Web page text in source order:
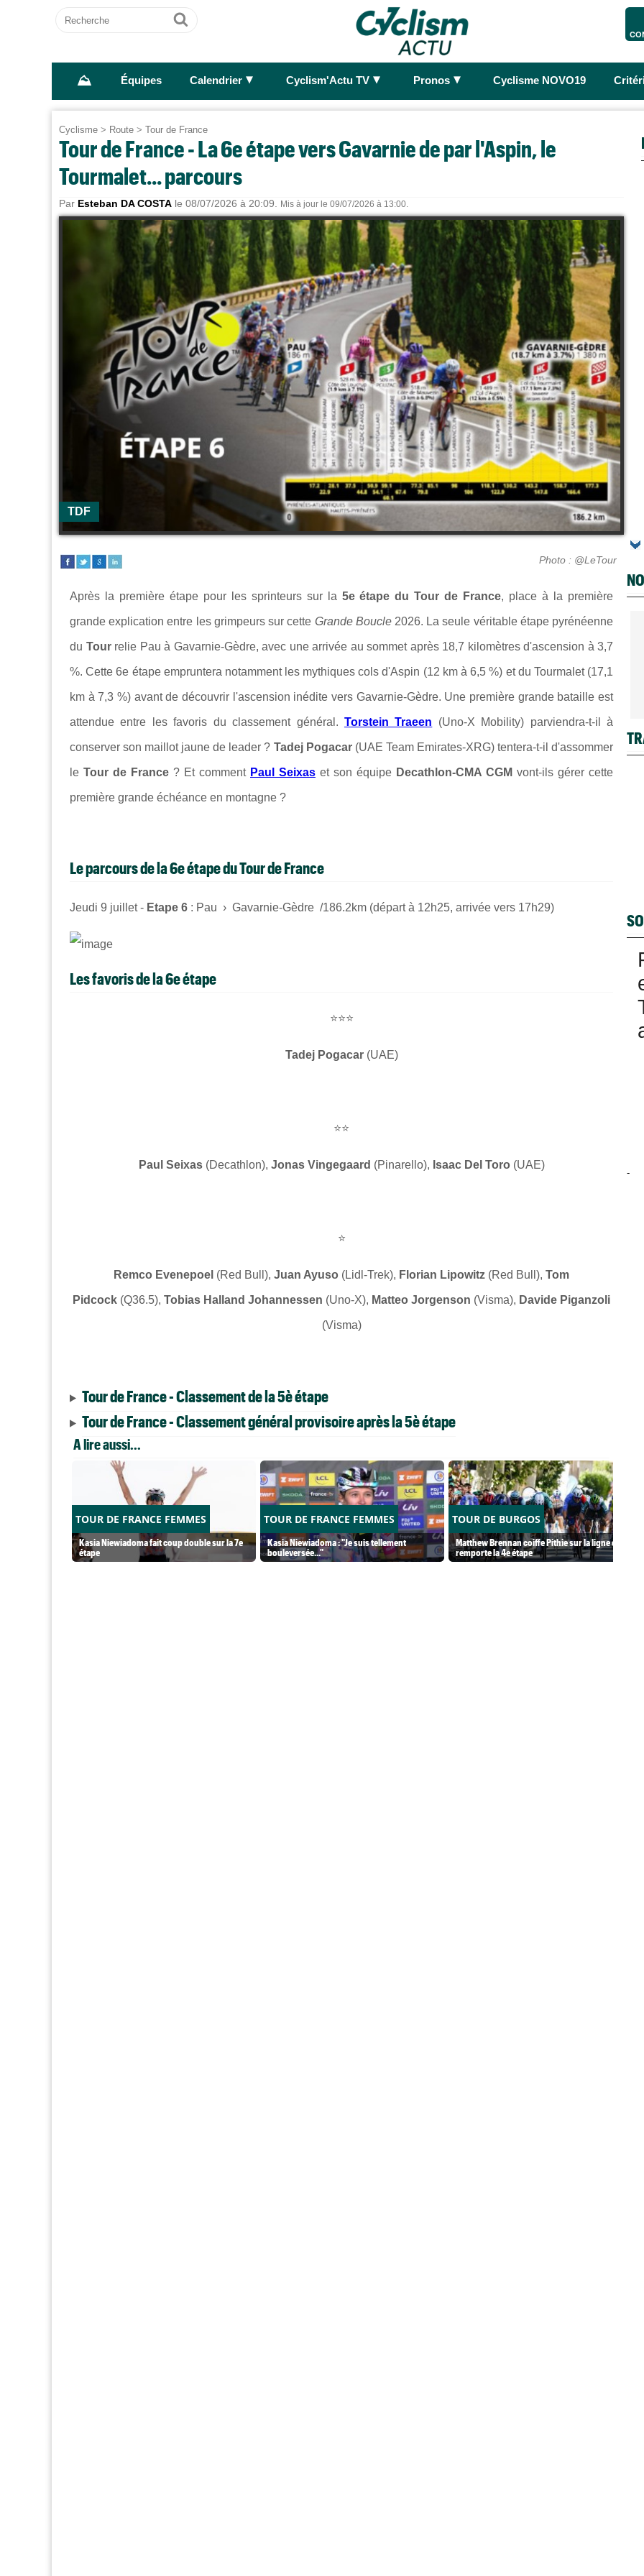
Recherche
Ok
⛰ Équipes Calendrier ► Cyclism'Actu TV ► Pronos ► Cyclisme NOVO19
Cyclisme > Route > Tour de France
Tour de France - La 6e étape vers Gavarnie de par l'Aspin, le
Tourmalet... parcours
Par Esteban DA COSTA le 08/07/2026 à 20:09. Mis à jour le 09/07/2026 à 13:00.
TDF
Photo : @LeTour
Après la première étape pour les sprinteurs sur la 5e étape du Tour de France, place à la première
grande explication entre les grimpeurs sur cette Grande Boucle2026. La seule véritable étape pyrénéenne
du Tourrelie Pau à Gavarnie-Gèdre, avec une arrivée au sommet après 18,7 kilomètres d'ascension à 3,7
%. Cette 6e étape empruntera notamment les mythiques cols d'Aspin (12 km à 6,5 %) et du Tourmalet (17,1
km à 7,3 %) avant de découvrir l'ascension inédite vers Gavarnie-Gèdre. Une première grande bataille est
attendue entre les favoris du classement général. Torstein Traeen (Uno-X Mobility) parviendra-t-il à
conserver son maillot jaune de leader ? Tadej Pogacar (UAE Team Emirates-XRG) tentera-t-il d'assommer
le Tour de France ? Et comment Paul Seixas et son équipe Decathlon-CMA CGM vont-ils gérer cette
première grande échéance en montagne ?
Le parcours de la 6e étape du Tour de France
Jeudi 9 juillet - Etape 6 : Pau › Gavarnie-Gèdre /186.2km (départ à 12h25, arrivée vers 17h29)
Les favoris de la 6e étape
⭐⭐⭐
Tadej Pogacar (UAE)
⭐⭐
Paul Seixas(Decathlon), Jonas Vingegaard (Pinarello), Isaac Del Toro (UAE)
⭐
Remco Evenepoel (Red Bull), Juan Ayuso (Lidl-Trek), Florian Lipowitz (Red Bull), Tom
Pidcock (Q36.5), Tobias Halland Johannessen (Uno-X), Matteo Jorgenson (Visma), Davide Piganzoli
(Visma)
Tour de France - Classement de la 5è étape
Tour de France - Classement général provisoire après la 5è étape
A lire aussi...
TOUR DE FRANCE FEMMES
Kasia Niewiadoma fait coup double sur la 7e
étape
TOUR DE FRANCE FEMMES
Kasia Niewiadoma : "Je suis tellement
bouleversée..."
TOUR DE BURGOS
Matthew Brennan coiffe Pithie sur la ligne et
remporte la 4e étape
-